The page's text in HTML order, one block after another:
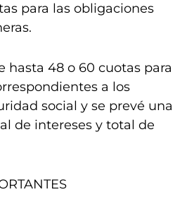
para las obligaciones
hasta 48 o 60 cuotas para
a los
social y se prevé una
de intereses y total de